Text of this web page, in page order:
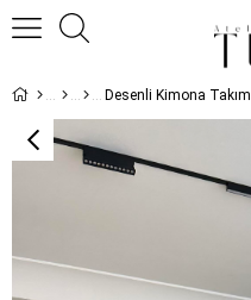
Desenli Kimona Takım